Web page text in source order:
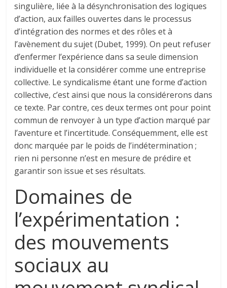
singulière, liée à la désynchronisation des logiques
d’action, aux failles ouvertes dans le processus
d’intégration des normes et des rôles et à
l’avènement du sujet (Dubet, 1999). On peut refuser
d’enfermer l’expérience dans sa seule dimension
individuelle et la considérer comme une entreprise
collective. Le syndicalisme étant une forme d’action
collective, c’est ainsi que nous la considérerons dans
ce texte. Par contre, ces deux termes ont pour point
commun de renvoyer à un type d’action marqué par
l’aventure et l’incertitude. Conséquemment, elle est
donc marquée par le poids de l’indétermination ;
rien ni personne n’est en mesure de prédire et
garantir son issue et ses résultats.
Domaines de
l’expérimentation :
des mouvements
sociaux au